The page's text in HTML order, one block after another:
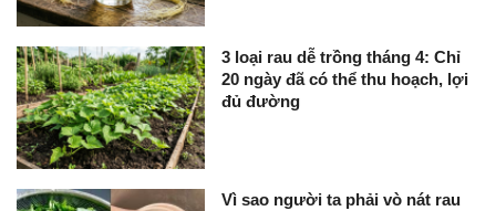
3 loại rau dễ trồng tháng 4: Chỉ
20 ngày đã có thể thu hoạch, lợi
đủ đường
Vì sao người ta phải vò nát rau